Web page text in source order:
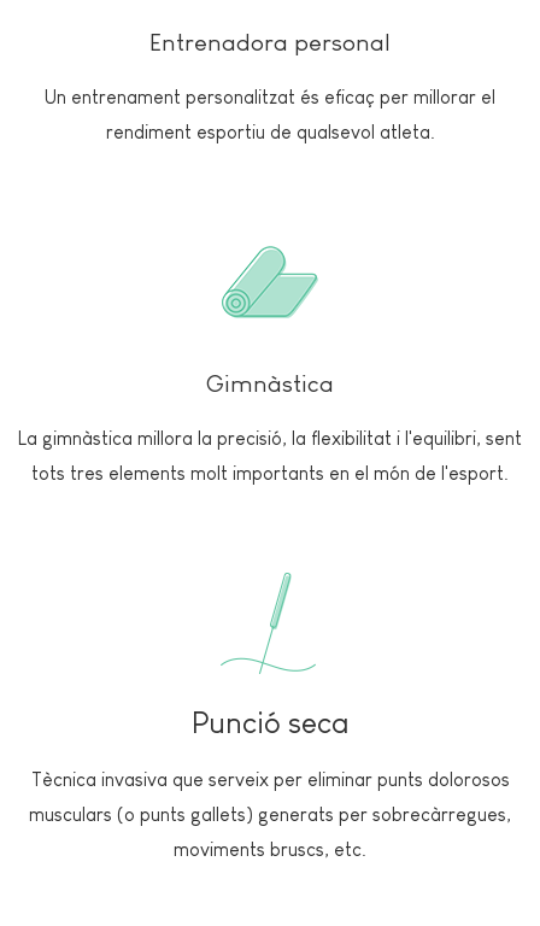
Entrenadora personal
Un entrenament personalitzat és eficaç per millorar el
rendiment esportiu de qualsevol atleta.
Gimnàstica
La gimnàstica millora la precisió, la flexibilitat i l'equilibri, sent
tots tres elements molt importants en el món de l'esport.
Punció seca
Tècnica invasiva que serveix per eliminar punts dolorosos
musculars (o punts gallets) generats per sobrecàrregues,
moviments bruscs, etc.